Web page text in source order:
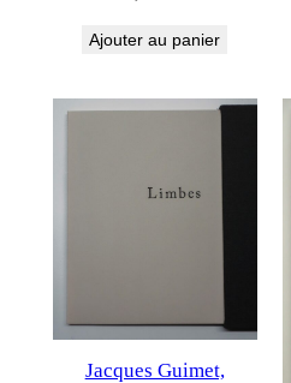
Ajouter au panier
Jacques Guimet,